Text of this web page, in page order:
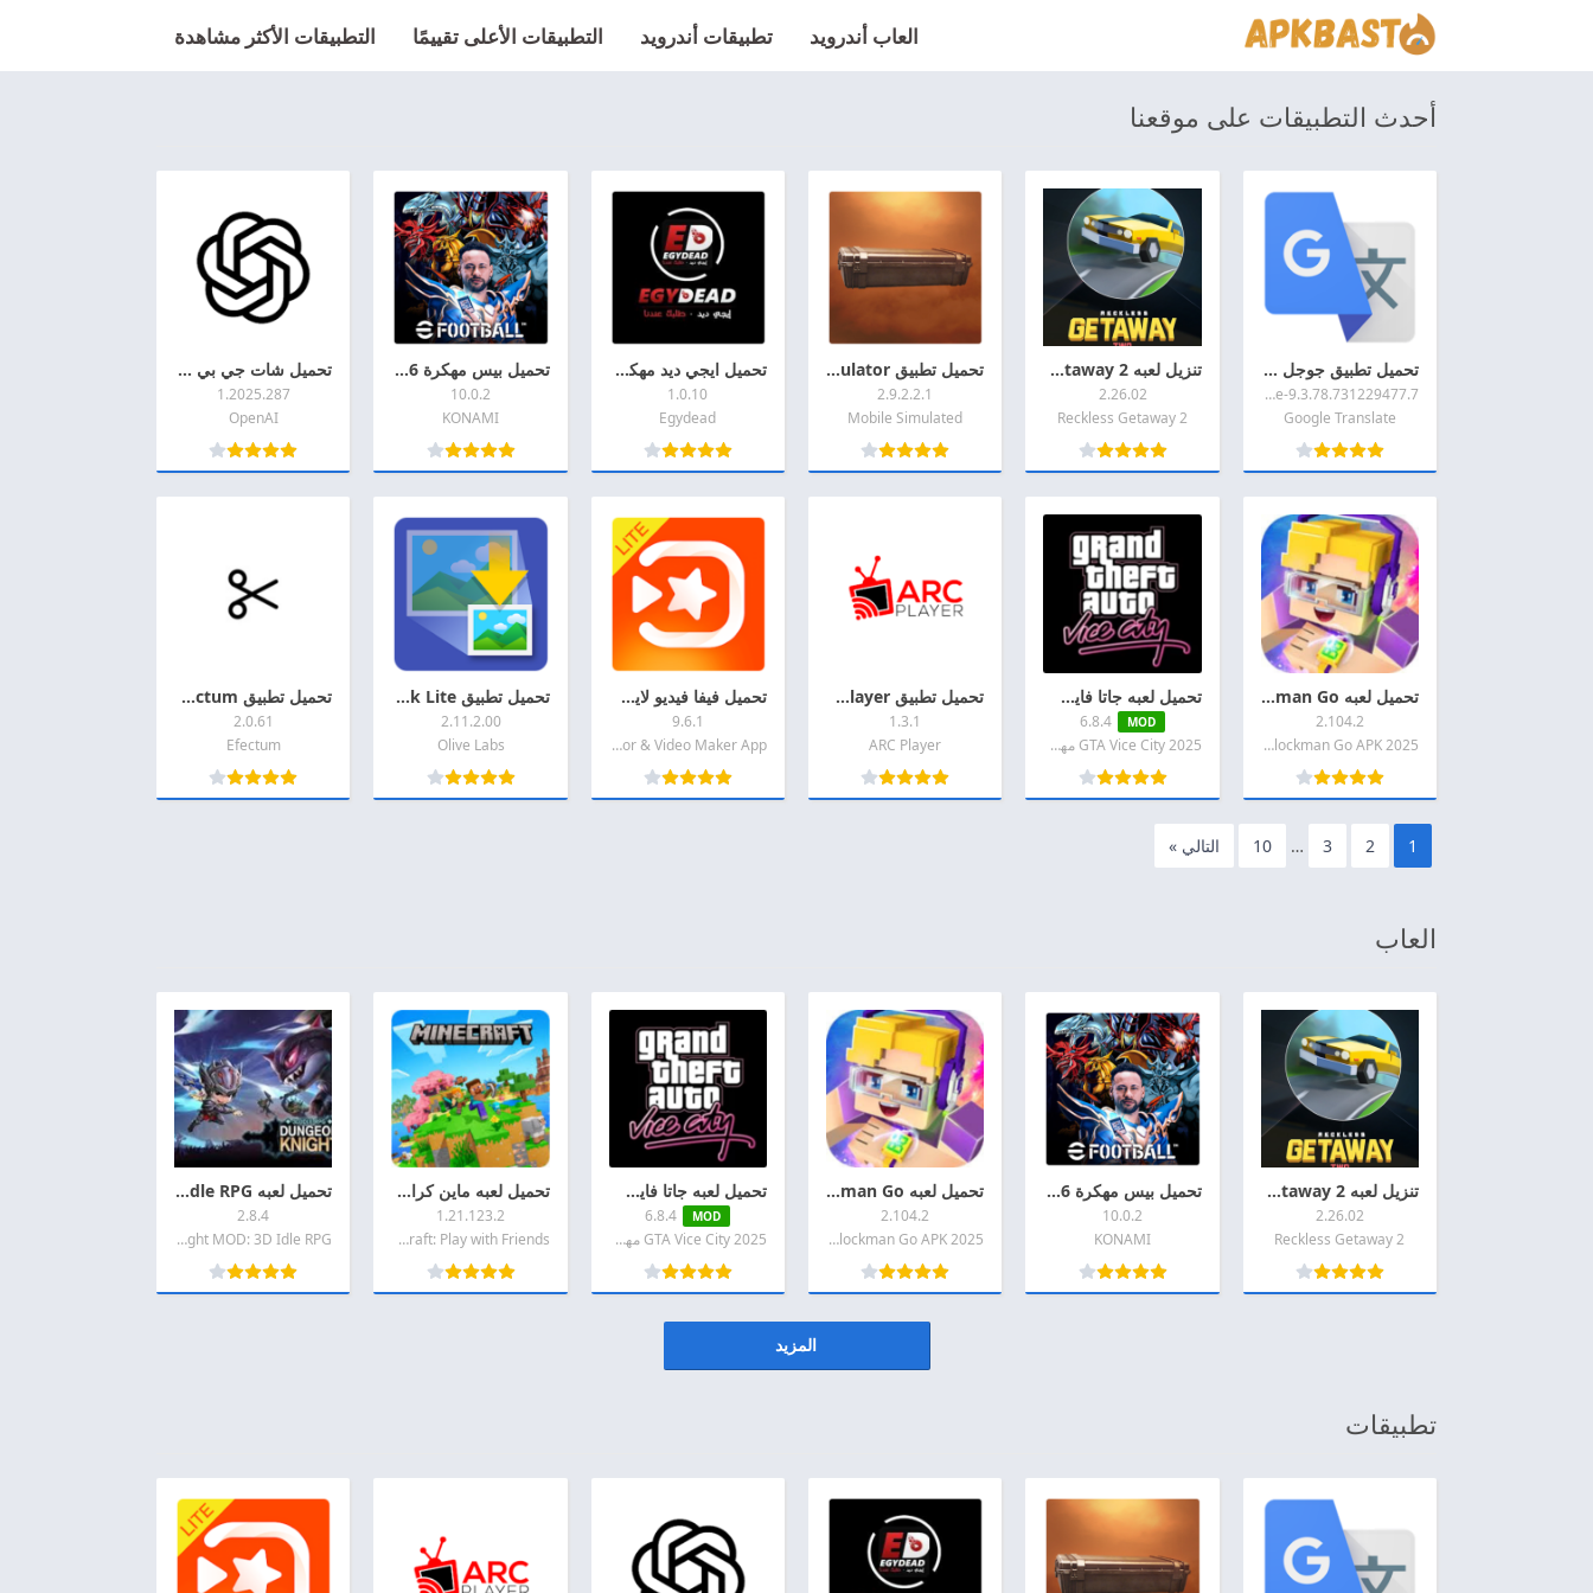
العاب أندرويد تطبيقات أندرويد التطبيقات الأعلى تقييمًا التطبيقات الأكثر مشاهدة
أحدث التطبيقات على موقعنا
تحميل تطبيق جوجل ترجمه 2026 Google Translate اخر اصدار APK للاندرويد
9.3.78.731229477.7-release
Google Translate
تنزيل لعبه Reckless Getaway 2 مهكره 2026 اخر اصدار APK للاندرويد
2.26.02
Reckless Getaway 2
تحميل تطبيق Case Simulator مهكر 2026 اخر اصدار APK + MOD للاندروديد
2.9.2.2.1
Mobile Simulated
تحميل ايجي ديد مهكر 2026 Egydead MOD + APK اخر اصدار للأندرويد
1.0.10
Egydead
تحميل بيس مهكرة 2026 eFootball PES اخر اصدار APK + MOD للاندرويد
10.0.2
KONAMI
تحميل شات جي بي تي مهكر 2026 Chat GPT Pro MOD + APK اخر اصدار للاندرويد
1.2025.287
OpenAI
تحميل لعبه Blockman Go مهكره 2026 اخر اصدار APK + MOD للاندرويد
2.104.2
2025 Blockman Go APK مهكره
تحميل لعبه جاتا فايس سيتي مهكره 2026 GTA Vice City APK اخر اصدار للاندرويد
MOD
6.8.4
2025 GTA Vice City مهكره
تحميل تطبيق ARC Player مهكر 2026 اخر اصدار APK للاندرويد
1.3.1
ARC Player
تحميل فيفا فيديو لايت مهكر 2026 VivaVideo Lite MOD APK اخر اصدار للاندرويد
9.6.1
QuVideo Inc. Video Editor & Video Maker App
تحميل تطبيق Image Shrink Lite مهكرة 2026 اخر اصدار APK + MOD للاندرويد
2.11.2.00
Olive Labs
تحميل تطبيق Efectum مهكر 2026 اخر اصدار MOD + APK للأندرويد
2.0.61
Efectum
1
2
3
…
10 التالي »
العاب
تنزيل لعبه Reckless Getaway 2 مهكره 2026 اخر اصدار APK للاندرويد
2.26.02
Reckless Getaway 2
تحميل بيس مهكرة 2026 eFootball PES اخر اصدار APK + MOD للاندرويد
10.0.2
KONAMI
تحميل لعبه Blockman Go مهكره 2026 اخر اصدار APK + MOD للاندرويد
2.104.2
2025 Blockman Go APK مهكره
تحميل لعبه جاتا فايس سيتي مهكره 2026 GTA Vice City APK اخر اصدار للاندرويد
MOD
6.8.4
2025 GTA Vice City مهكره
تحميل لعبه ماين كرافت مهكره 2026 Minecraft MOD + APK اخر اصدار للاندرويد
1.21.123.2
Minecraft: Play with Friends
تحميل لعبه Dungeon Knight MOD: 3D Idle RPG مهكرة 2026 اخر اصدار APK للاندرويد
2.8.4
Dungeon Knight MOD: 3D Idle RPG
المزيد
تطبيقات